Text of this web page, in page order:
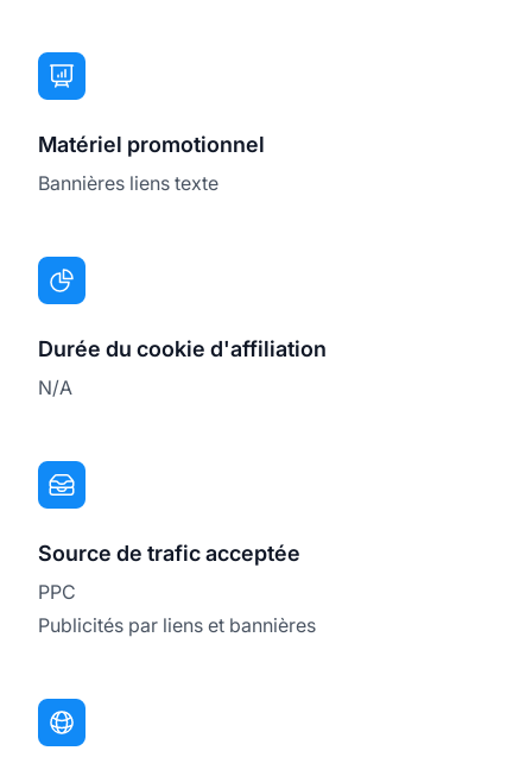
Matériel promotionnel
Bannières liens texte
Durée du cookie d'affiliation
N/A
Source de trafic acceptée
PPC
Publicités par liens et bannières